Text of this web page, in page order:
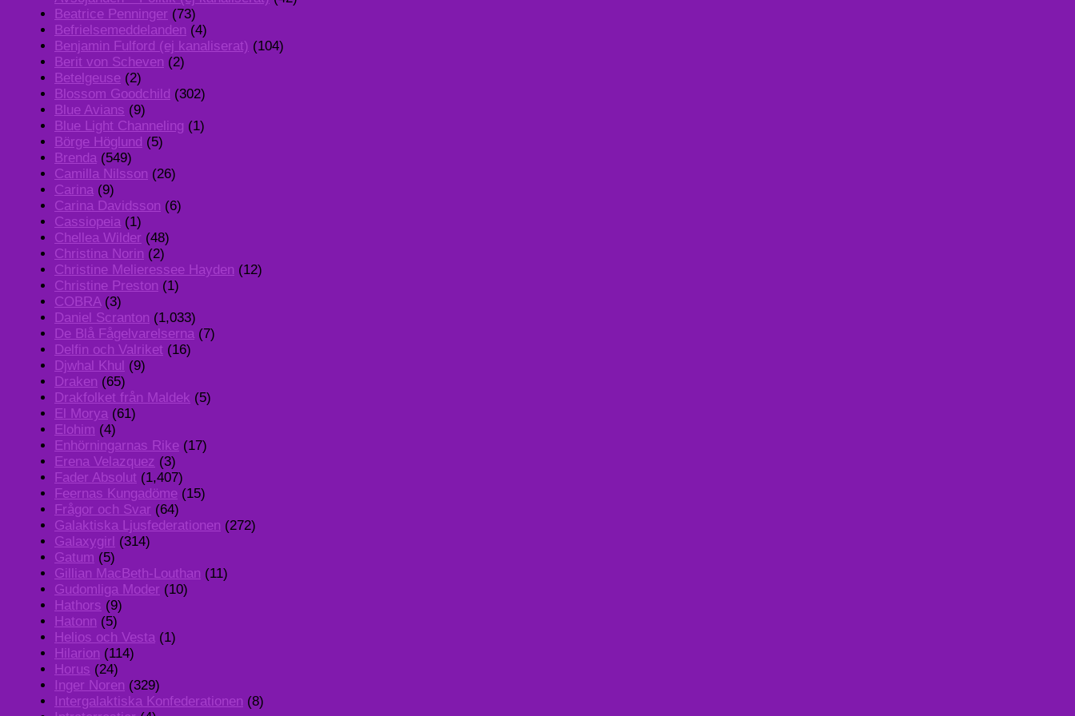
Beatrice Penninger (73)
Befrielsemeddelanden (4)
Benjamin Fulford (ej kanaliserat) (104)
Berit von Scheven (2)
Betelgeuse (2)
Blossom Goodchild (302)
Blue Avians (9)
Blue Light Channeling (1)
Börge Höglund (5)
Brenda (549)
Camilla Nilsson (26)
Carina (9)
Carina Davidsson (6)
Cassiopeia (1)
Chellea Wilder (48)
Christina Norin (2)
Christine Melieressee Hayden (12)
Christine Preston (1)
COBRA(3)
Daniel Scranton (1,033)
De Blå Fågelvarelserna (7)
Delfin och Valriket (16)
Djwhal Khul (9)
Draken (65)
Drakfolket från Maldek (5)
El Morya (61)
Elohim (4)
Enhörningarnas Rike (17)
Erena Velazquez (3)
Fader Absolut (1,407)
Feernas Kungadöme (15)
Frågor och Svar (64)
Galaktiska Ljusfederationen (272)
Galaxygirl (314)
Gatum (5)
Gillian MacBeth-Louthan (11)
Gudomliga Moder (10)
Hathors (9)
Hatonn (5)
Helios och Vesta (1)
Hilarion (114)
Horus (24)
Inger Noren (329)
Intergalaktiska Konfederationen (8)